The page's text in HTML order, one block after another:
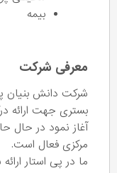
بیمه
معرفی شرکت
بستری جهت ارائه
آغاز نمود در حال
مرکزی فعال است.
ما در پی استار